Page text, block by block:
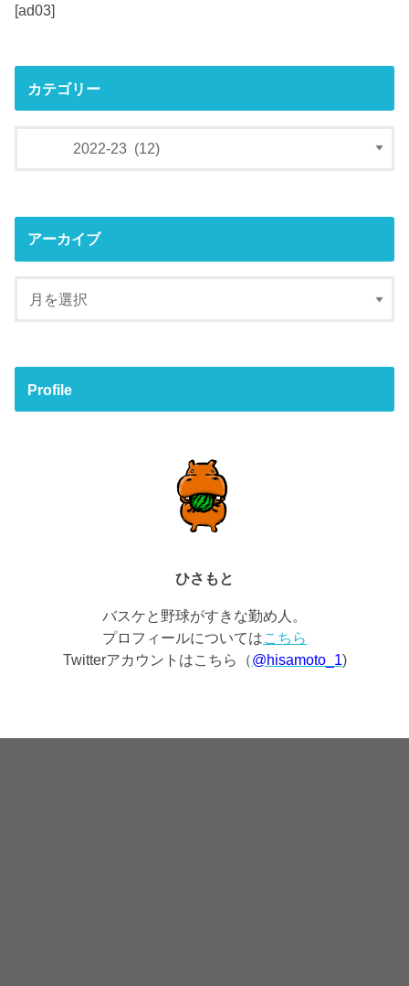
[ad03]
カテゴリー
アーカイブ
Profile
ひさもと
バスケと野球がすきな勤め人。
プロフィールについてはこちら
Twitterアカウントはこちら（@hisamoto_1)